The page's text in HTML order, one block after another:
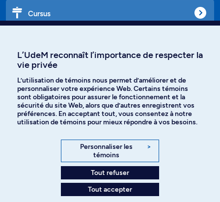
Cursus
Langues
Facebook Instagram
YouTube
Politique de confidentialité
L’UdeM reconnaît l’importance de respecter la
vie privée
L’utilisation de témoins nous permet d’améliorer et de
personnaliser votre expérience Web. Certains témoins
sont obligatoires pour assurer le fonctionnement et la
sécurité du site Web, alors que d’autres enregistrent vos
préférences. En acceptant tout, vous consentez à notre
utilisation de témoins pour mieux répondre à vos besoins.
Personnaliser les
témoins
>
Tout refuser
Tout accepter